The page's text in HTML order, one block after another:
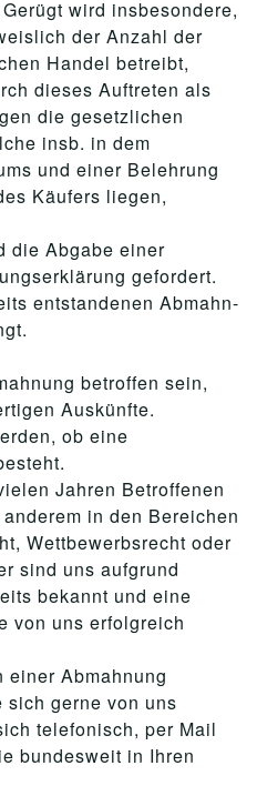
wird insbesondere,
der Anzahl der
Handel betreibt,
dieses Auftreten als
die gesetzlichen
insb. in dem
und einer Belehrung
Käufers liegen,
die Abgabe einer
gefordert.
entstandenen Abmahn-
betroffen sein,
Auskünfte.
ob eine
Jahren Betroffenen
in den Bereichen
Wettbewerbsrecht oder
sind uns aufgrund
bekannt und eine
von uns erfolgreich
Abmahnung
gerne von uns
telefonisch, per Mail
bundesweit in Ihren